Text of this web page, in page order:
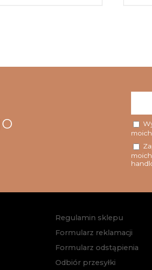
Regulamin sklepu
Formularz reklamacji
Formularz odstąpienia
Odbiór przesyłki